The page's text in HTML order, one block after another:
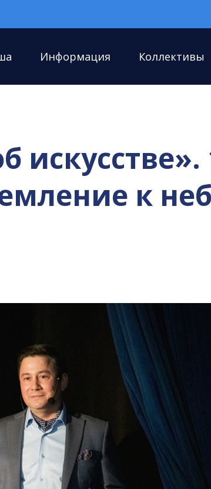
Информация Коллективы
искусстве».
к